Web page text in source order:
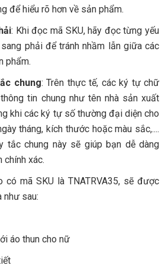
để hiểu rõ hơn về sản phẩm.
: Khi đọc mã SKU, hãy đọc từng yếu
phải để tránh nhầm lẫn giữa các
phẩm.
chung: Trên thực tế, các ký tự chữ
tin chung như tên nhà sản xuất
khi các ký tự số thường đại diện cho
tháng, kích thước hoặc màu sắc,....
tắc chung này sẽ giúp bạn dễ dàng
chính xác.
có mã SKU là TNATRVA35, sẽ được
như sau:
áo thun cho nữ